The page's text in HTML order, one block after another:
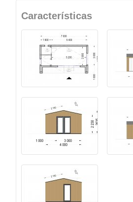
Características